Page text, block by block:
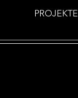
PROJEKTE